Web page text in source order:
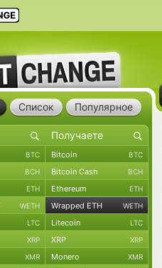
Список Популярное
BTC Bitcoin BTC
BCH Bitcoin Cash BCH
ETH Ethereum ETH
WETH Wrapped ETH WETH
LTC Litecoin LTC
XRP XRP XRP
XMR Monero XMR